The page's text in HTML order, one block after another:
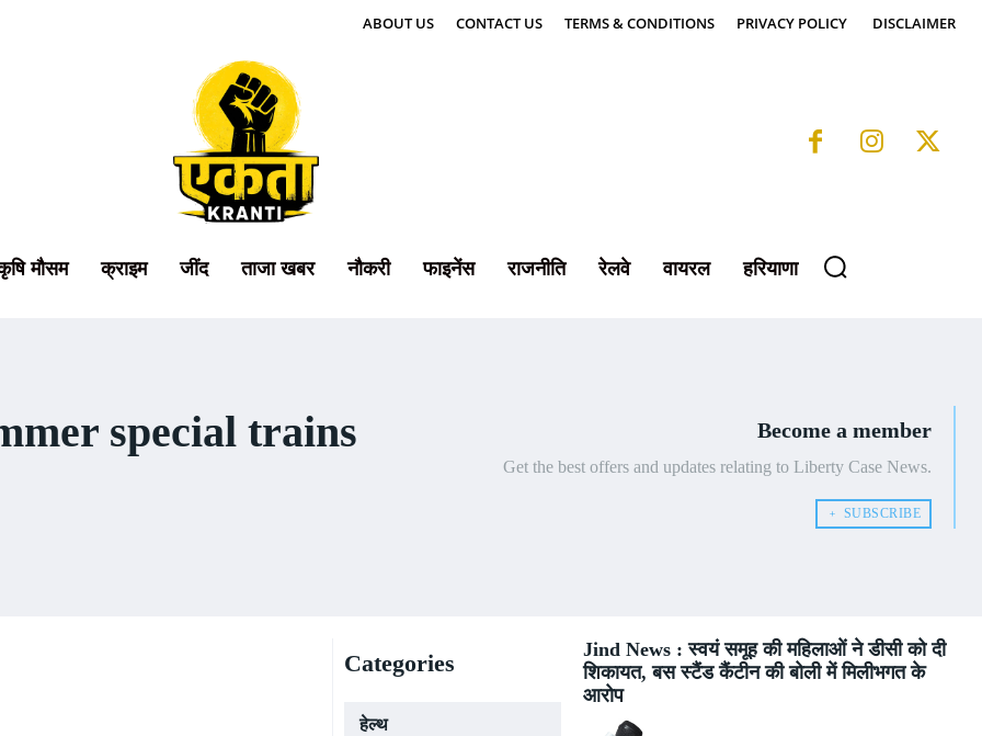
ABOUT US CONTACT US TERMS & CONDITIONS PRIVACY POLICY DISCLAIMER
मौसम क्राइम जींद ताजा खबर नौकरी फाइनेंस राजनीति रेलवे वायरल हरियाणा
special trains Become a member
Get the best offers and updates relating to Liberty Case News.
﹢ SUBSCRIBE
Categories
हेल्थ
Jind News : स्वयं समूह की महिलाओं ने डीसी को दी
शिकायत, बस स्टैंड कैंटीन की बोली में मिलीभगत के
आरोप